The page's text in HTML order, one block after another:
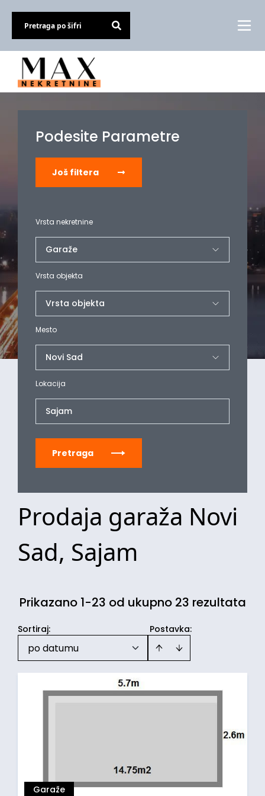
Podesite Parametre
Još filtera
Vrsta nekretnine
Vrsta objekta
Mesto
Lokacija
Sajam
Pretraga
Prodaja garaža Novi
Sad, Sajam
Prikazano 1-23 od ukupno 23 rezultata
Postavka:
Sortiraj:
po datumu
Garaže